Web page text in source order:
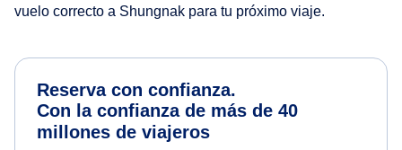
vuelo correcto a Shungnak para tu próximo viaje.
Reserva con confianza.
Con la confianza de más de 40
millones de viajeros